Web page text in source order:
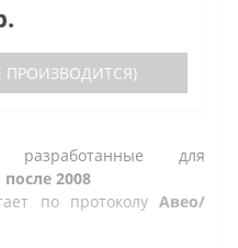
ПРОИЗВОДИТСЯ)
разработанные для
2008
по протоколу Авео/